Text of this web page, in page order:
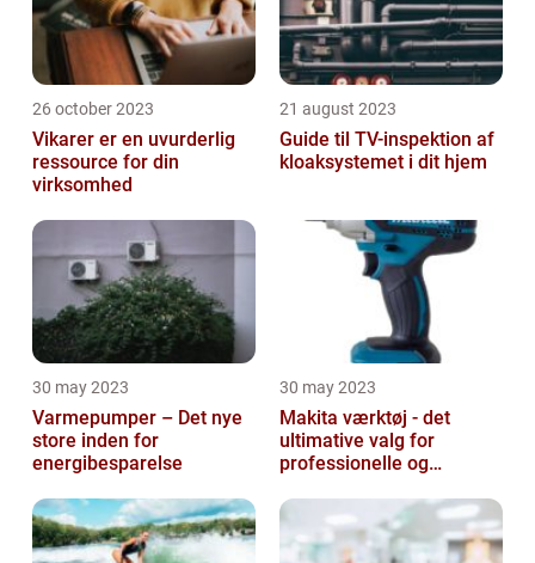
26 october 2023
Vikarer er en uvurderlig
ressource for din
virksomhed
21 august 2023
Guide til TV-inspektion af
kloaksystemet i dit hjem
30 may 2023
Varmepumper – Det nye
store inden for
energibesparelse
30 may 2023
Makita værktøj - det
ultimative valg for
professionelle og
selv'ere